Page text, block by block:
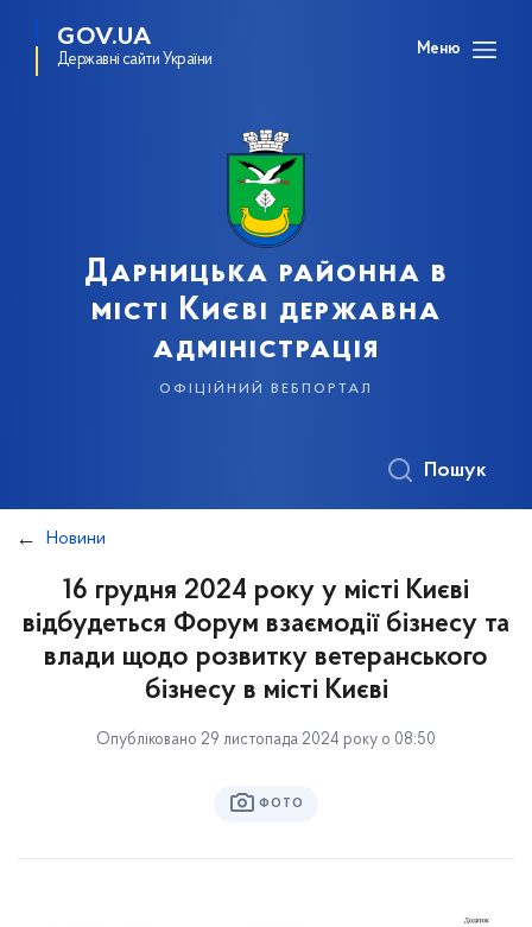
GOV.UA
Державні сайти України
Меню
Дарницька районна в
місті Києві державна
адміністрація
офіційний вебпортал
Пошук
Новини
16 грудня 2024 року у місті Києві
відбудеться Форум взаємодії бізнесу та
влади щодо розвитку ветеранського
бізнесу в місті Києві
Опубліковано 29 листопада 2024 року о 08:50
ФОТО